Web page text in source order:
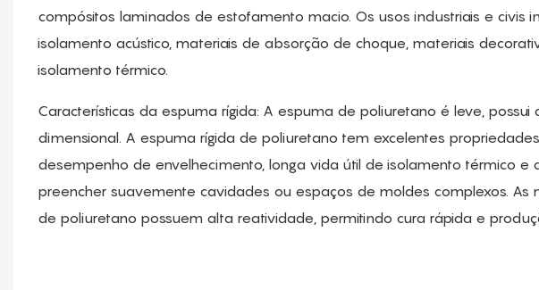
compósitos laminados de estofamento macio. Os usos industriais e civis
isolamento acústico, materiais de absorção de choque, materiais
isolamento térmico.
Características da espuma rígida: A espuma de poliuretano é leve,
dimensional. A espuma rígida de poliuretano tem excelentes
desempenho de envelhecimento, longa vida útil de isolamento térmico
preencher suavemente cavidades ou espaços de moldes complexos.
de poliuretano possuem alta reatividade, permitindo cura rápida e